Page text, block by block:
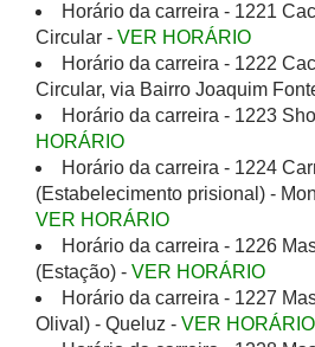
Horário da carreira - 1221
Circular - VER HORÁRIO
Horário da carreira - 1222
Circular, via Bairro Joaquim
Horário da carreira - 1223
HORÁRIO
Horário da carreira - 1224
(Estabelecimento prisional) -
VER HORÁRIO
Horário da carreira - 1226
(Estação) - VER HORÁRIO
Horário da carreira - 1227
Olival) - Queluz - VER HORÁRIO